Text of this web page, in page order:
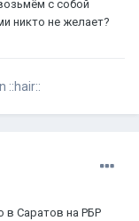
с собой
никто не желает?
::hair::
в Саратов на РБР